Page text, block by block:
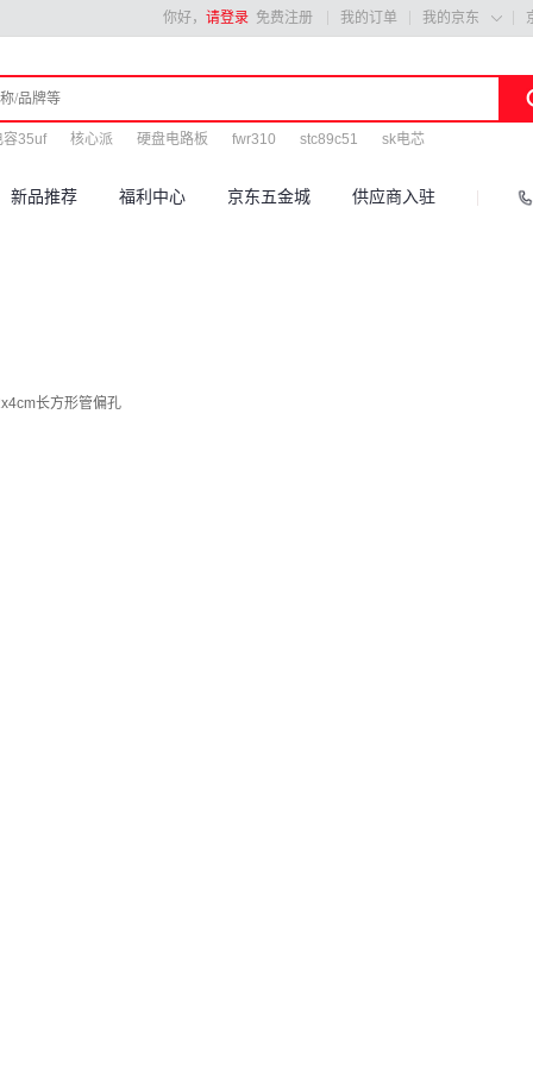
你好， 请登录 免费注册 我的订单 我的京东 
容35uf 核心派 硬盘电路板 fwr310 stc89c51 sk电芯
新品推荐 福利中心 京东五金城 供应商入驻
长方形管偏孔